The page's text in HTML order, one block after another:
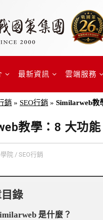
最新資訊 雲端服務
銷 » SEO行銷 »Similarweb教
教學：8 大功
院/SEO行銷
錄
是什麼？